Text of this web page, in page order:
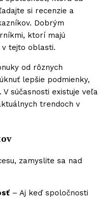
si recenzie a
Dobrým
ktorí majú
v tejto oblasti.
od rôznych
lepšie podmienky,
súčasnosti existuje veľa
trendoch v
zamyslite sa nad
– Aj keď spoločnosti